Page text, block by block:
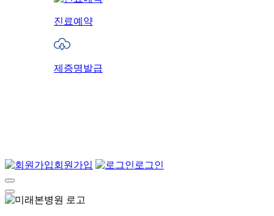
진료예약
제증명발급
회원가입 로그인